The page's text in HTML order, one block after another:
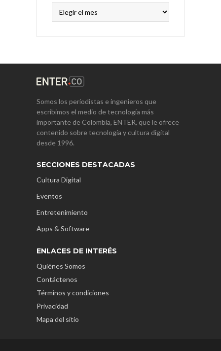
Somos los periodistas e ingenieros que
escribimos el medio de tecnología más
importante de Colombia, ENTER, que le ofrece
contenido sobre tecnología y cultura digital
desde 1996.
SECCIONES DESTACADAS
Cultura Digital
Eventos
Entretenimiento
Apps & Software
ENLACES DE INTERÉS
Quiénes Somos
Contáctenos
Términos y condiciones
Privacidad
Mapa del sitio